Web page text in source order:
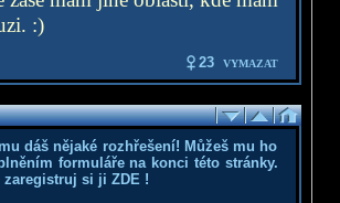
:)
23 VYMAZAT
dáš nějaké rozhřešení! Můžeš mu ho
formuláře na konci této stránky.
zaregistruj si ji ZDE!